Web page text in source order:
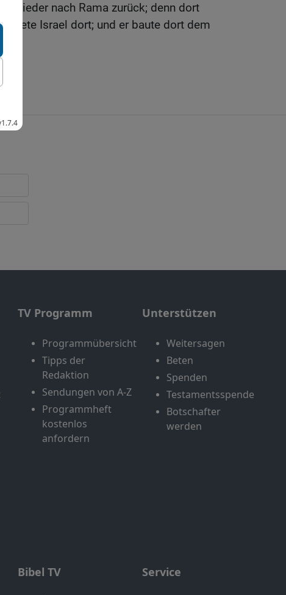
wieder nach Rama zurück; denn dort
Israel dort; und er baute dort dem
TV Programm
Programmübersicht
Tipps der
Redaktion
Sendungen von A-Z
Programmheft
kostenlos
anfordern
Unterstützen
Weitersagen
Beten
Spenden
Testamentsspende
Botschafter
werden
Bibel TV Service